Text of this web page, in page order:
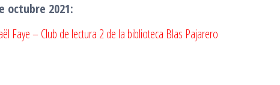
octubre 2021:
Faye – Club de lectura 2 de la biblioteca Blas Pajarero